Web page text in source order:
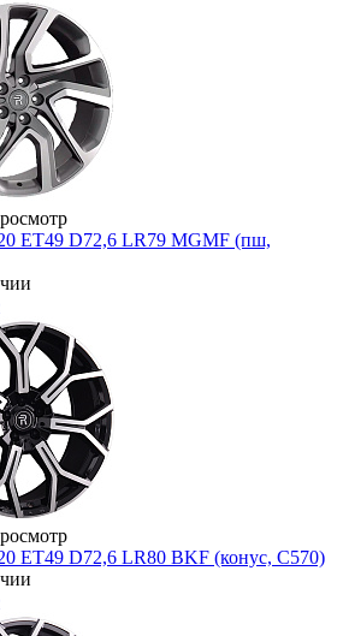
ET49 D72,6 LR79 MGMF (пш,
ET49 D72,6 LR80 BKF (конус, C570)